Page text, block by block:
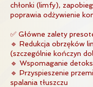
chłonki (limfy),
poprawia odżywienie
✅ Główne zalety
🔹 Redukcja obrzęków
(szczególnie kończyn
🔹 Wspomaganie
🔹 Przyspieszenie
spalania tłuszczu